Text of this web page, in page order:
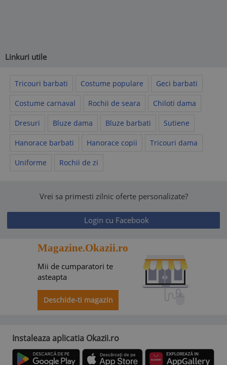
Linkuri utile
Tricouri barbati Costume populare Geci barbati
Costume carnaval Rochii de seara Chiloti dama
Dresuri Bluze dama Bluze barbati Sutiene
Hanorace barbati Hanorace copii Tricouri dama
Uniforme Rochii de zi
Vrei sa primesti zilnic oferte personalizate?
Login cu Facebook
Magazine.Okazii.ro
Mii de cumparatori te
asteapta
Deschide-ti magazin
Instaleaza aplicatia Okazii.ro